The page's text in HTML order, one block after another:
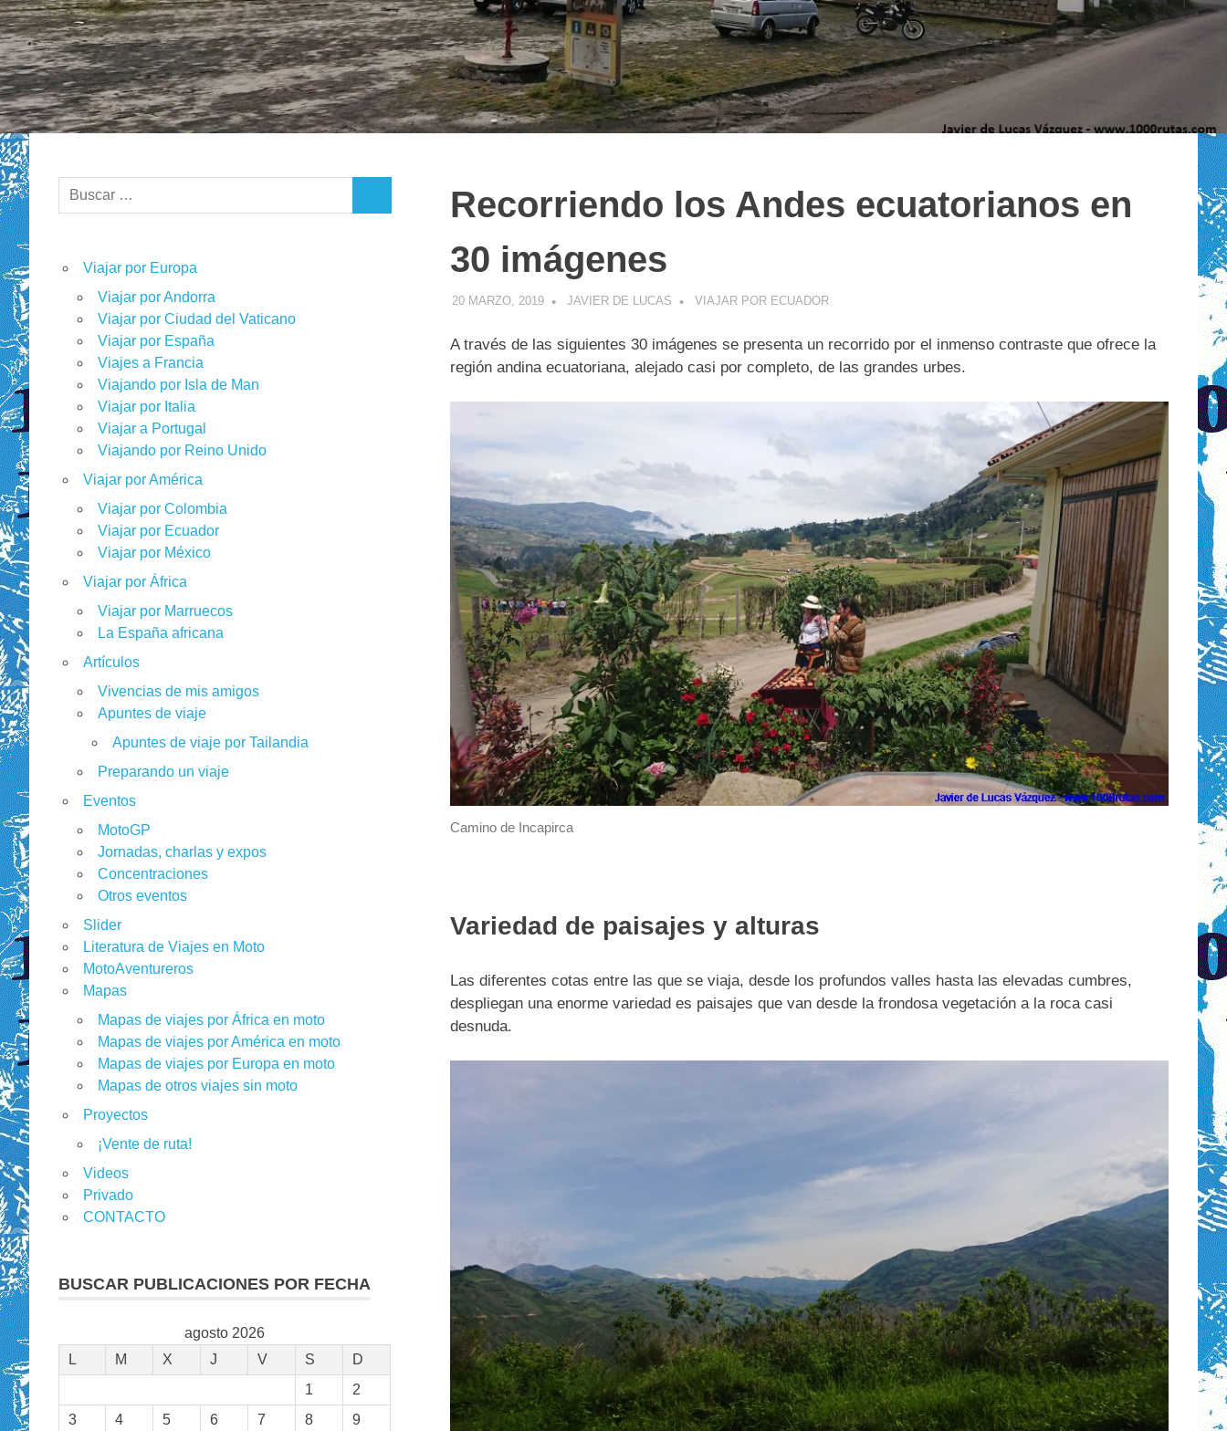
Recorriendo los Andes ecuatorianos en
30 imágenes
20 MARZO, 2019 JAVIER DE LUCAS VIAJAR POR ECUADOR
A través de las siguientes 30 imágenes se presenta un recorrido por el inmenso contraste que ofrece la
región andina ecuatoriana, alejado casi por completo, de las grandes urbes.
Camino de Incapirca
Variedad de paisajes y alturas
Las diferentes cotas entre las que se viaja, desde los profundos valles hasta las elevadas cumbres,
despliegan una enorme variedad es paisajes que van desde la frondosa vegetación a la roca casi
desnuda.
Buscar:
Viajar por Europa
Viajar por Andorra
Viajar por Ciudad del Vaticano
Viajar por España
Viajes a Francia
Viajando por Isla de Man
Viajar por Italia
Viajar a Portugal
Viajando por Reino Unido
Viajar por América
Viajar por Colombia
Viajar por Ecuador
Viajar por México
Viajar por África
Viajar por Marruecos
La España africana
Artículos
Vivencias de mis amigos
Apuntes de viaje
Apuntes de viaje por Tailandia
Preparando un viaje
Eventos
MotoGP
Jornadas, charlas y expos
Concentraciones
Otros eventos
Slider
Literatura de Viajes en Moto
MotoAventureros
Mapas
Mapas de viajes por África en moto
Mapas de viajes por América en moto
Mapas de viajes por Europa en moto
Mapas de otros viajes sin moto
Proyectos
¡Vente de ruta!
Videos
Privado
CONTACTO
BUSCAR PUBLICACIONES POR FECHA
agosto 2026
L
M X J V S
D
1
2
3
4 5 6 7 8
9